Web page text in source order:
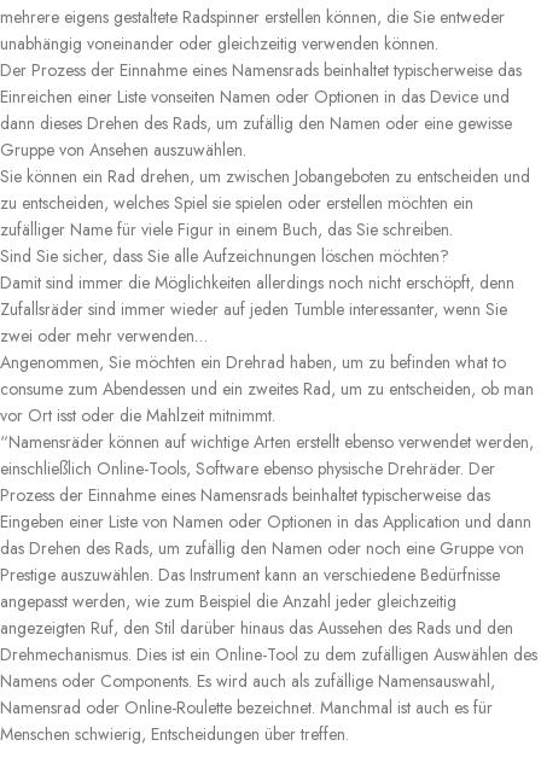
mehrere eigens gestaltete Radspinner erstellen können, die Sie entweder
unabhängig voneinander oder gleichzeitig verwenden können.
Der Prozess der Einnahme eines Namensrads beinhaltet typischerweise das
Einreichen einer Liste vonseiten Namen oder Optionen in das Device und
dann dieses Drehen des Rads, um zufällig den Namen oder eine gewisse
Gruppe von Ansehen auszuwählen.
Sie können ein Rad drehen, um zwischen Jobangeboten zu entscheiden und
zu entscheiden, welches Spiel sie spielen oder erstellen möchten ein
zufälliger Name für viele Figur in einem Buch, das Sie schreiben.
Sind Sie sicher, dass Sie alle Aufzeichnungen löschen möchten?
Damit sind immer die Möglichkeiten allerdings noch nicht erschöpft, denn
Zufallsräder sind immer wieder auf jeden Tumble interessanter, wenn Sie
zwei oder mehr verwenden…
Angenommen, Sie möchten ein Drehrad haben, um zu befinden what to
consume zum Abendessen und ein zweites Rad, um zu entscheiden, ob man
vor Ort isst oder die Mahlzeit mitnimmt.
“Namensräder können auf wichtige Arten erstellt ebenso verwendet werden,
einschließlich Online-Tools, Software ebenso physische Drehräder. Der
Prozess der Einnahme eines Namensrads beinhaltet typischerweise das
Eingeben einer Liste von Namen oder Optionen in das Application und dann
das Drehen des Rads, um zufällig den Namen oder noch eine Gruppe von
Prestige auszuwählen. Das Instrument kann an verschiedene Bedürfnisse
angepasst werden, wie zum Beispiel die Anzahl jeder gleichzeitig
angezeigten Ruf, den Stil darüber hinaus das Aussehen des Rads und den
Drehmechanismus. Dies ist ein Online-Tool zu dem zufälligen Auswählen des
Namens oder Components. Es wird auch als zufällige Namensauswahl,
Namensrad oder Online-Roulette bezeichnet. Manchmal ist auch es für
Menschen schwierig, Entscheidungen über treffen.